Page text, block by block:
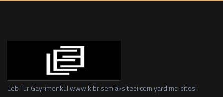
Leb Tur Gayrimenkul www.kibrisemlaksitesi.com yardımcı sitesi